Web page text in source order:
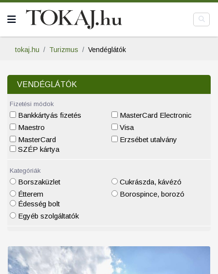
tokaj.hu Turizmus Vendéglátók
VENDÉGLÁTÓK
Fizetési módok
Bankkártyás fizetés
Maestro
MasterCard
MasterCard Electronic
Visa
Erzsébet utalvány
SZÉP kártya
Kategóriák
Borszaküzlet
Étterem
Cukrászda, kávézó
Borospince, borozó
Édesség bolt
Egyéb szolgáltatók